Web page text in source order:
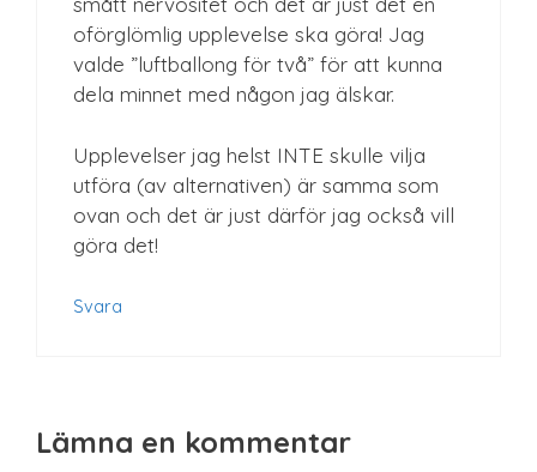
oförglömlig upplevelse ska göra! Jag
valde ”luftballong för två” för att kunna
dela minnet med någon jag älskar.
Upplevelser jag helst INTE skulle vilja
utföra (av alternativen) är samma som
ovan och det är just därför jag också vill
göra det!
Svara
Lämna en kommentar